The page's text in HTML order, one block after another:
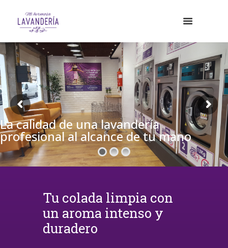
La calidad de una lavandería
profesional al alcance de tu mano
Tu colada limpia con
un aroma intenso y
duradero